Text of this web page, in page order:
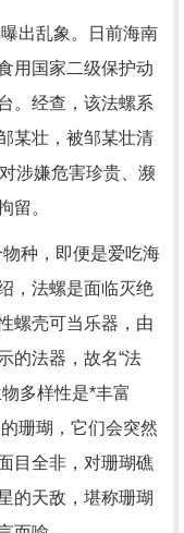
出乱象。日前海南
用国家二级保护动
。经查，该法螺系
某壮，被邹某壮清
涉嫌危害珍贵、濒
留。
种，即便是爱吃海
，法螺是面临灭绝
螺壳可当乐器，由
的法器，故名“法
多样性是*丰富
珊瑚，它们会突然
目全非，对珊瑚礁
的天敌，堪称珊瑚